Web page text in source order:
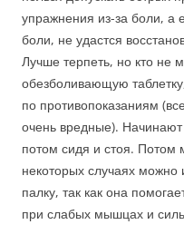
упражнения из-за боли, а
боли, не удастся
Лучше терпеть, но кто не
обезболивающую
по противопоказаниям
очень вредные).
потом сидя и стоя. Потом
некоторых случаях можно
палку, так как она
при слабых мышцах и